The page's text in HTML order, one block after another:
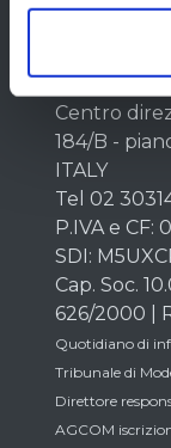
Centro
184/B -
ITALY
Tel 02
P.IVA e CF:
SDI:
Cap. Soc.
626/2000 |
Quotidiano di
Tribunale di
Direttore
AGCOM